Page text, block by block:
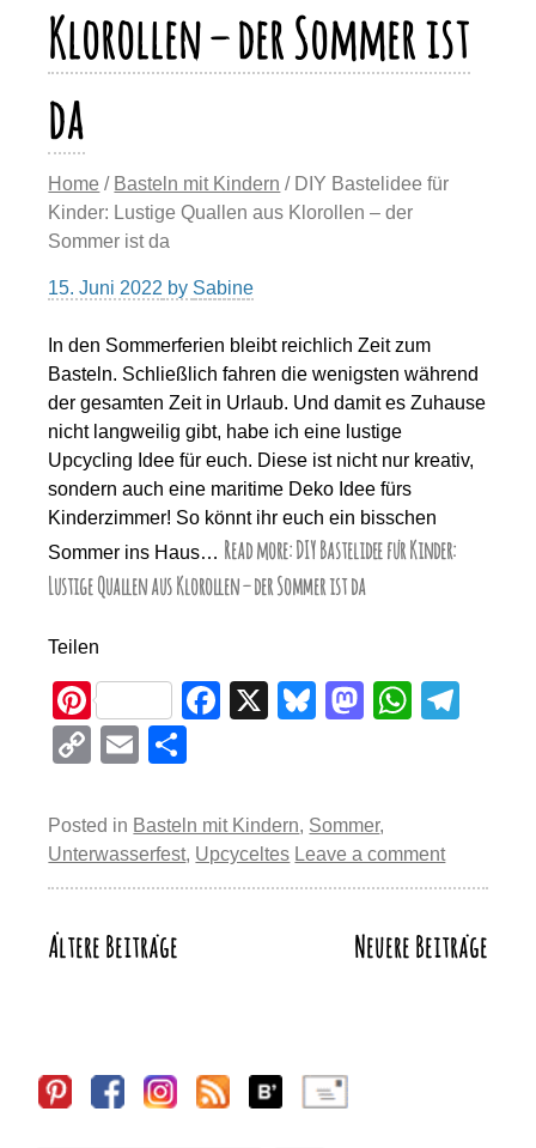
Klorollen – der Sommer ist
da
Home / Basteln mit Kindern / DIY Bastelidee für
Kinder: Lustige Quallen aus Klorollen – der
Sommer ist da
15. Juni 2022 by Sabine
In den Sommerferien bleibt reichlich Zeit zum
Basteln. Schließlich fahren die wenigsten während
der gesamten Zeit in Urlaub. Und damit es Zuhause
nicht langweilig gibt, habe ich eine lustige
Upcycling Idee für euch. Diese ist nicht nur kreativ,
sondern auch eine maritime Deko Idee fürs
Kinderzimmer! So könnt ihr euch ein bisschen
Sommer ins Haus… Read more: DIY Bastelidee für Kinder:
Lustige Quallen aus Klorollen – der Sommer ist da
Teilen
Pi
nt
er
e
st
F
e
b
o
X
Bl
sk
y
M
o
d
o
n
W
A
p
p
m
C
p
y
Li
n
E
ail e
n
Posted in Basteln mit Kindern, Sommer,
Unterwasserfest, Upcyceltes Leave a comment
Beitragsnavigation
Ältere Beiträge Neuere Beiträge
Sidebar